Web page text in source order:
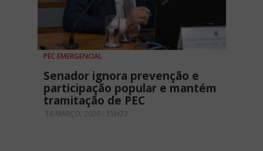
PEC EMERGENCIAL
Senador ignora prevenção e
participação popular e mantém
tramitação de PEC
16 MARÇO, 2020 - 15H23